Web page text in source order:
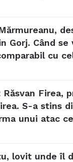
Gorj. Când se
cu
Răsvan Firea,
S-a stins
unui atac
lovit unde îl